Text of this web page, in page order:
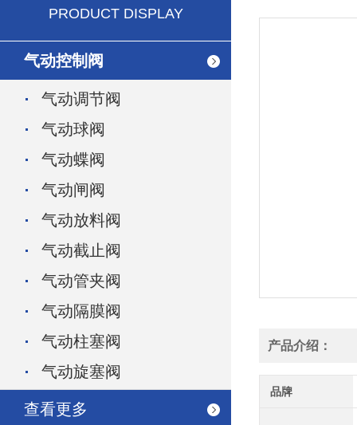
PRODUCT DISPLAY
气动控制阀
气动调节阀
气动球阀
气动蝶阀
气动闸阀
气动放料阀
气动截止阀
气动管夹阀
气动隔膜阀
气动柱塞阀
气动旋塞阀
查看更多
产品介绍：
品牌